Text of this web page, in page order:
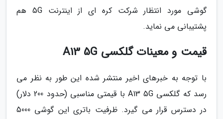
گوشی مورد انتظار شرکت کره ای از اینترنت 5G هم
پشتیبانی می نماید.
قیمت و معینات گلکسی A13 5G
با توجه به خبرهای اخیر منتشر شده این طور به نظر می
رسد که گلکسی A13 5G با قیمتی مناسبی (حدود 200 دلار)
در دسترس قرار می گیرد. ظرفیت باتری این گوشی 5000